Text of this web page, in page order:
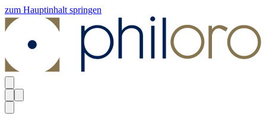
zum Hauptinhalt springen